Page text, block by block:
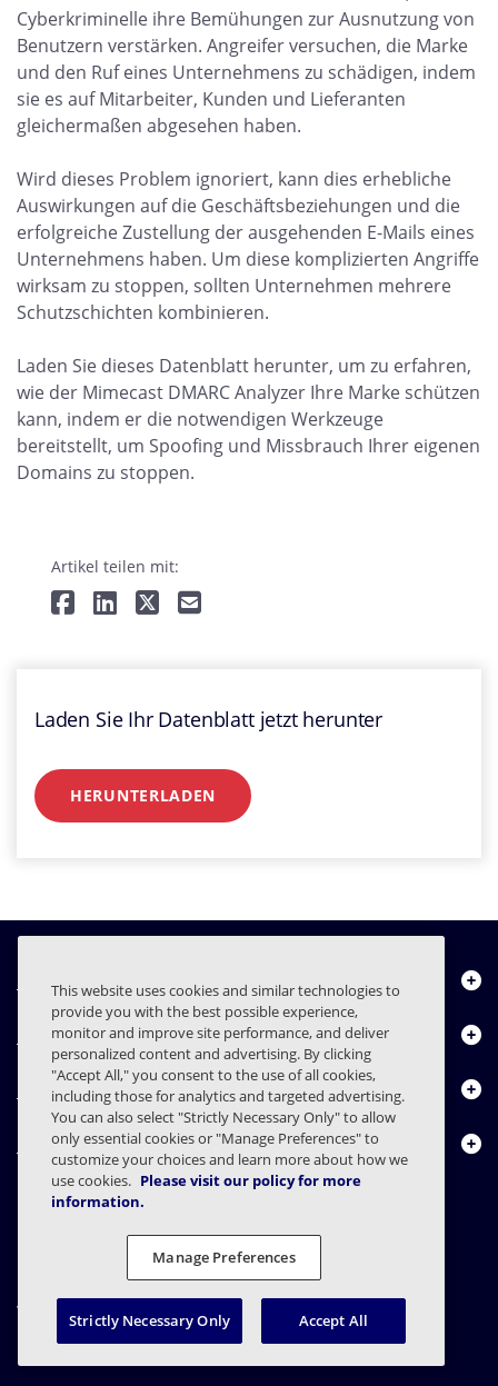
Cyberkriminelle ihre Bemühungen zur Ausnutzung von
Benutzern verstärken. Angreifer versuchen, die Marke
und den Ruf eines Unternehmens zu schädigen, indem
sie es auf Mitarbeiter, Kunden und Lieferanten
gleichermaßen abgesehen haben.
Wird dieses Problem ignoriert, kann dies erhebliche
Auswirkungen auf die Geschäftsbeziehungen und die
erfolgreiche Zustellung der ausgehenden E-Mails eines
Unternehmens haben. Um diese komplizierten Angriffe
wirksam zu stoppen, sollten Unternehmen mehrere
Schutzschichten kombinieren.
Laden Sie dieses Datenblatt herunter, um zu erfahren,
wie der Mimecast DMARC Analyzer Ihre Marke schützen
kann, indem er die notwendigen Werkzeuge
bereitstellt, um Spoofing und Missbrauch Ihrer eigenen
Domains zu stoppen.
Artikel teilen mit:
Laden Sie Ihr Datenblatt jetzt herunter
HERUNTERLADEN
Über uns
Produkte
Ressourcencenter
Kontakt
Datenschutzerklärung
Recht
Einstellungen für den Datenschutz
Verantwortungsvolle Offenlegung
© 2003 - 2026 Mimecast Services Limited
This website uses cookies and similar technologies to
provide you with the best possible experience,
monitor and improve site performance, and deliver
personalized content and advertising. By clicking
"Accept All," you consent to the use of all cookies,
including those for analytics and targeted advertising.
You can also select "Strictly Necessary Only" to allow
only essential cookies or "Manage Preferences" to
customize your choices and learn more about how we
use cookies. Please visit our policy for more
information.
Manage Preferences
Strictly Necessary Only Accept All